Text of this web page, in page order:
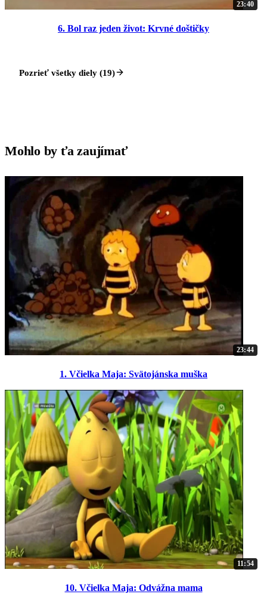
23:40
6. Bol raz jeden život: Krvné doštičky
Pozrieť všetky diely (19)
Mohlo by ťa zaujímať
23:44
1. Včielka Maja: Svätojánska muška
11:54
10. Včielka Maja: Odvážna mama